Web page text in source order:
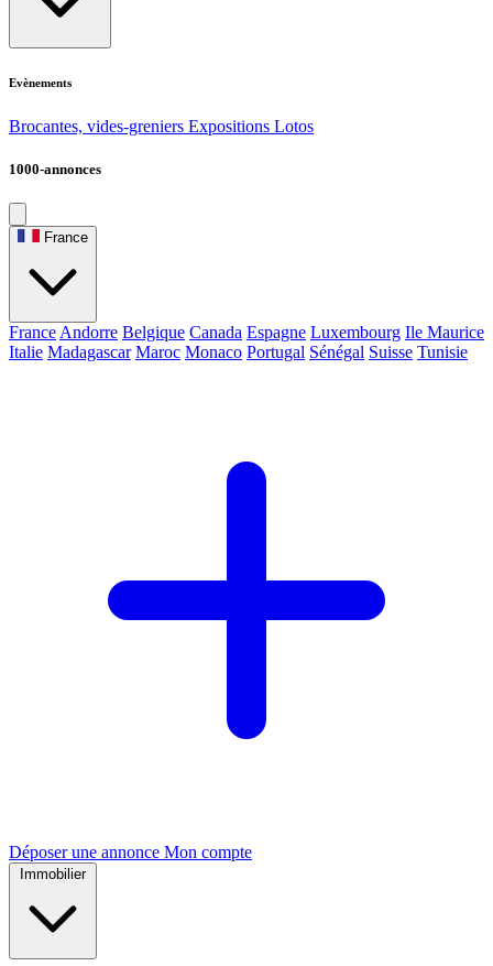
Evènements
Brocantes, vides-greniers Expositions Lotos
1000-annonces
France
France Andorre Belgique Canada Espagne Luxembourg Ile Maurice
Italie Madagascar Maroc Monaco Portugal Sénégal Suisse Tunisie
Déposer une annonce Mon compte
Immobilier